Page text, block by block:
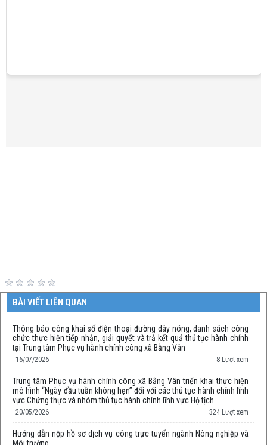
BÀI VIẾT LIÊN QUAN
Thông báo công khai số điện thoại đường dây nóng, danh sách công
chức thực hiện tiếp nhận, giải quyết và trả kết quả thủ tục hành chính
tại Trung tâm Phục vụ hành chính công xã Bằng Vân
16/07/2026 8 Lượt xem
Trung tâm Phục vụ hành chính công xã Bằng Vân triển khai thực hiện
mô hình “Ngày đầu tuần không hẹn” đối với các thủ tục hành chính lĩnh
vực Chứng thực và nhóm thủ tục hành chính lĩnh vực Hộ tịch
20/05/2026 324 Lượt xem
Hướng dẫn nộp hồ sơ dịch vụ công trực tuyến ngành Nông nghiệp và